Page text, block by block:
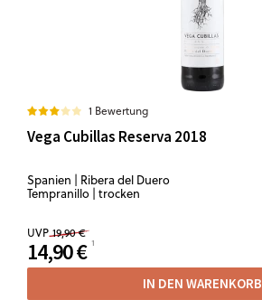
1 Bewertung
Vega Cubillas Reserva 2018
Spanien | Ribera del Duero
Tempranillo | trocken
UVP 19,90 €
14,90 €
IN DEN WARENKORB